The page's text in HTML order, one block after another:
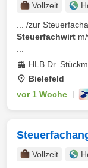
Vollzeit
... /zur
Steuerfachwirt
HLB Dr.
Bielefeld
vor 1 Woche
Vollzeit